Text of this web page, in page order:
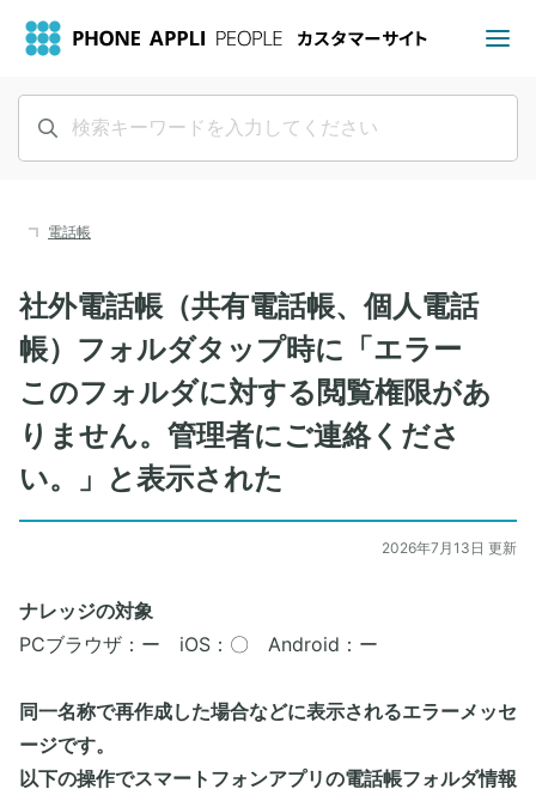
電話帳
社外電話帳（共有電話帳、個人電話
帳）フォルダタップ時に「エラー
このフォルダに対する閲覧権限があ
りません。管理者にご連絡くださ
い。」と表示された
2026年7月13日 更新
ナレッジの対象
PCブラウザ：ー iOS：〇 Android：ー
同一名称で再作成した場合などに表示されるエラーメッセ
ージです。
以下の操作でスマートフォンアプリの電話帳フォルダ情報